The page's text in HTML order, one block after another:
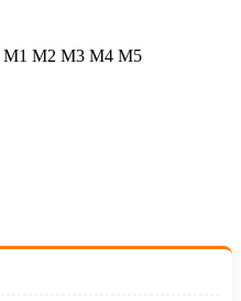
M2 M3 M4 M5